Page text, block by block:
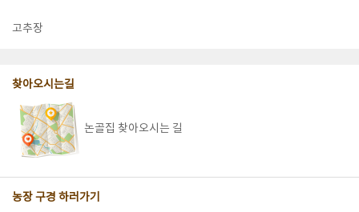
고추장
찾아오시는길
논골집 찾아오시는 길
농장 구경 하러가기